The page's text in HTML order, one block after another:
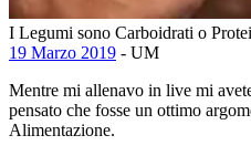
I Legumi sono Carboidrati o
19 Marzo 2019 - UM
Mentre mi allenavo in live mi
pensato che fosse un ottimo
Alimentazione.